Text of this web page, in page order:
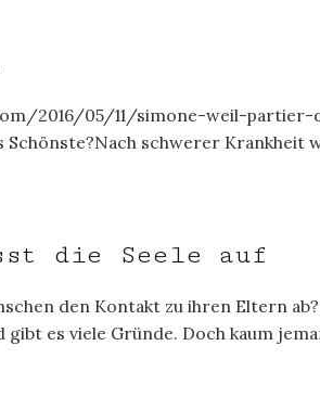
2016/05/11/simone-weil-
schwerer Krankheit
die Seele auf
den Kontakt zu ihren Eltern
es viele Gründe. Doch kaum